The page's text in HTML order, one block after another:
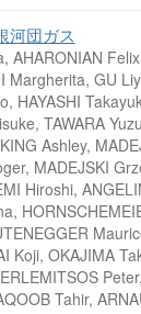
河団ガス
AHARONIAN
GU
HAYASHI
TAWARA
Ashley,
MADEJSKI
Hiroshi,
Koji, OKAJIMA
Tahir,